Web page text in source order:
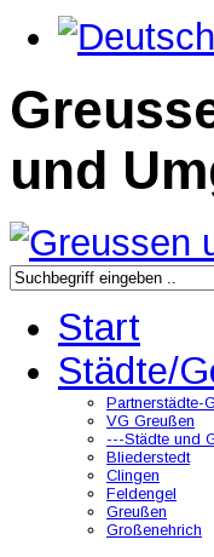
und
Start
Städte/
Partnerstädte-
VG Greußen
---Städte und
Bliederstedt
Clingen
Feldengel
Greußen
Großenehrich